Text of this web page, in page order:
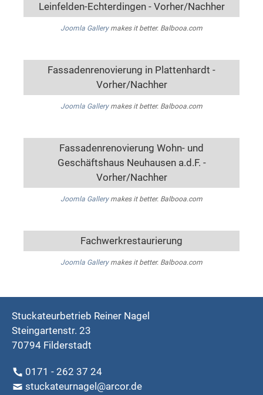
Leinfelden-Echterdingen - Vorher/Nachher
Joomla Gallerymakes it better. Balbooa.com
Fassadenrenovierung in Plattenhardt -
Vorher/Nachher
Joomla Gallerymakes it better. Balbooa.com
Fassadenrenovierung Wohn- und
Geschäftshaus Neuhausen a.d.F. -
Vorher/Nachher
Joomla Gallerymakes it better. Balbooa.com
Fachwerkrestaurierung
Joomla Gallerymakes it better. Balbooa.com
Stuckateurbetrieb Reiner Nagel
Steingartenstr. 23
70794 Filderstadt
0171 - 262 37 24
stuckateurnagel@arcor.de